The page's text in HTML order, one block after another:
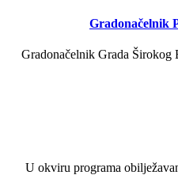
Gradonačelnik
Gradonačelnik Grada Širokog
U okviru programa